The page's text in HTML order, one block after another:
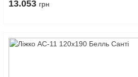
13.053 грн